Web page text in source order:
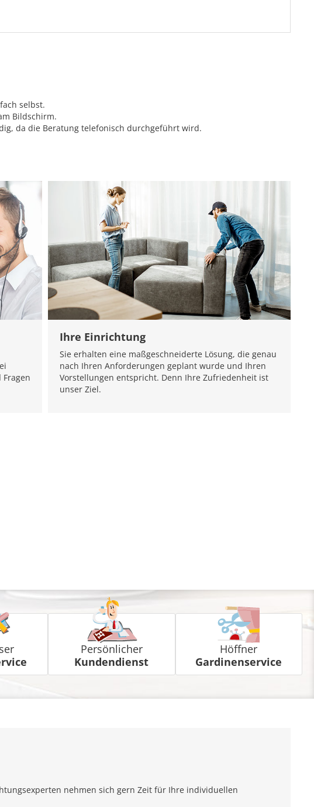
selbst.
Bildschirm.
da die Beratung telefonisch durchgeführt wird.
Ihre Einrichtung
Sie erhalten eine maßgeschneiderte Lösung, die genau
nach Ihren Anforderungen geplant wurde und Ihren
Vorstellungen entspricht. Denn Ihre Zufriedenheit ist
unser Ziel.
Persönlicher
Kundendienst
Höffner
Gardinenservice
nehmen sich gern Zeit für Ihre individuellen